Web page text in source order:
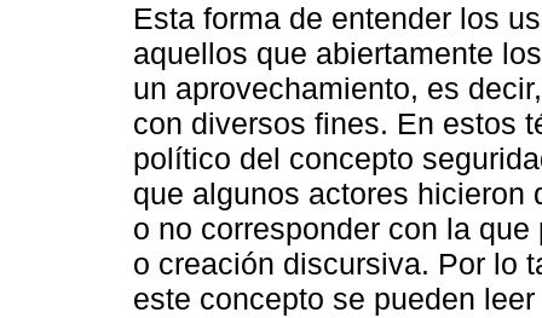
Esta forma de entender los
aquellos que abiertamente
un aprovechamiento, es
con diversos fines. En estos
político del concepto
que algunos actores hicieron
o no corresponder con la
o creación discursiva. Por lo
este concepto se pueden